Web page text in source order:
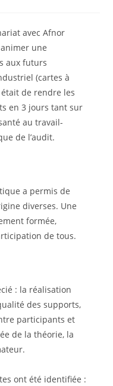
avec Afnor
une
aux futurs
(cartes à
de rendre les
en 3 jours tant sur
au travail-
de l’audit.
a permis de
diverses. Une
formée,
de tous.
: la réalisation
des supports,
participants et
de la théorie, la
ont été identifiée :